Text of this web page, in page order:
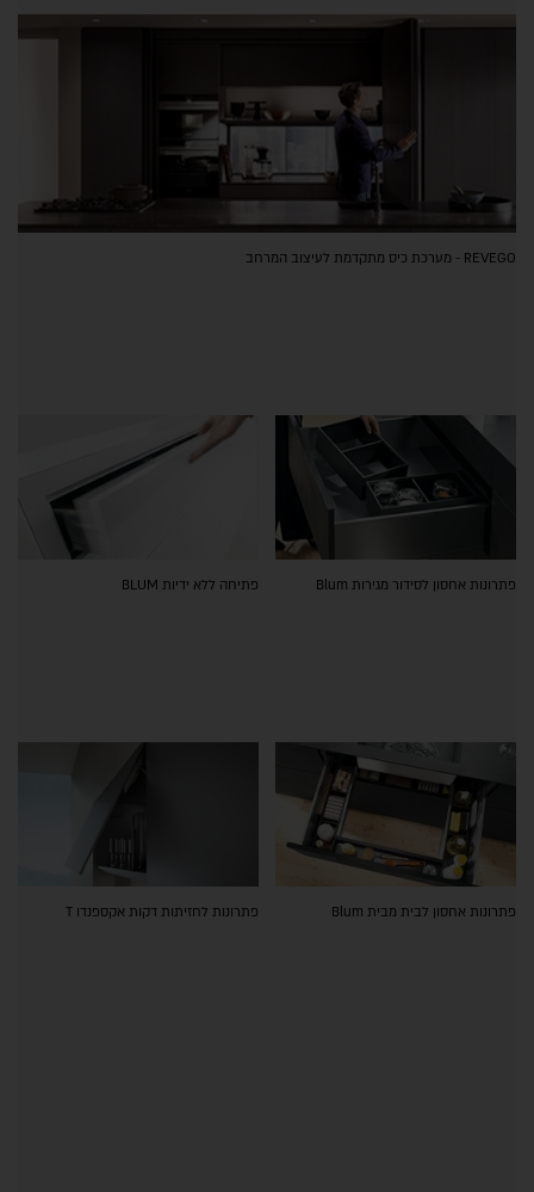
REVEGO - מערכת כיס מתקדמת לעיצוב המרחב
פתרונות אחסון לסידור מגירות Blum פתיחה ללא ידיות BLUM
פתרונות אחסון לבית מבית Blum פתרונות לחזיתות דקות אקספנדו T